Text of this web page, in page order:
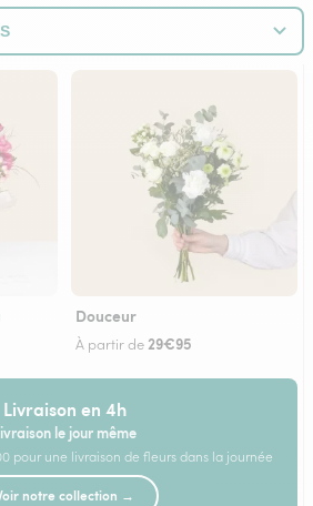
Douceur
À partir de 29€95
Livraison en 4h
le jour même
pour une livraison de fleurs dans la journée
notre collection →